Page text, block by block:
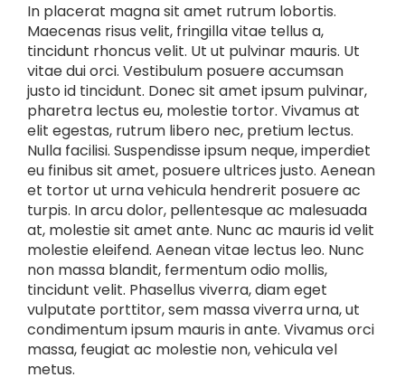
In placerat magna sit amet rutrum lobortis.
Maecenas risus velit, fringilla vitae tellus a,
tincidunt rhoncus velit. Ut ut pulvinar mauris. Ut
vitae dui orci. Vestibulum posuere accumsan
justo id tincidunt. Donec sit amet ipsum pulvinar,
pharetra lectus eu, molestie tortor. Vivamus at
elit egestas, rutrum libero nec, pretium lectus.
Nulla facilisi. Suspendisse ipsum neque, imperdiet
eu finibus sit amet, posuere ultrices justo. Aenean
et tortor ut urna vehicula hendrerit posuere ac
turpis. In arcu dolor, pellentesque ac malesuada
at, molestie sit amet ante. Nunc ac mauris id velit
molestie eleifend. Aenean vitae lectus leo. Nunc
non massa blandit, fermentum odio mollis,
tincidunt velit. Phasellus viverra, diam eget
vulputate porttitor, sem massa viverra urna, ut
condimentum ipsum mauris in ante. Vivamus orci
massa, feugiat ac molestie non, vehicula vel
metus.